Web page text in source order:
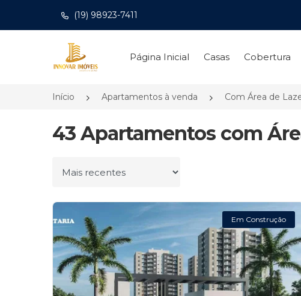
(19) 98923-7411
Página inicial
Página Inicial Casas Cobertura
Início Apartamentos à venda Com Área de
43 Apartamentos com
Ordenar por
Em Construção